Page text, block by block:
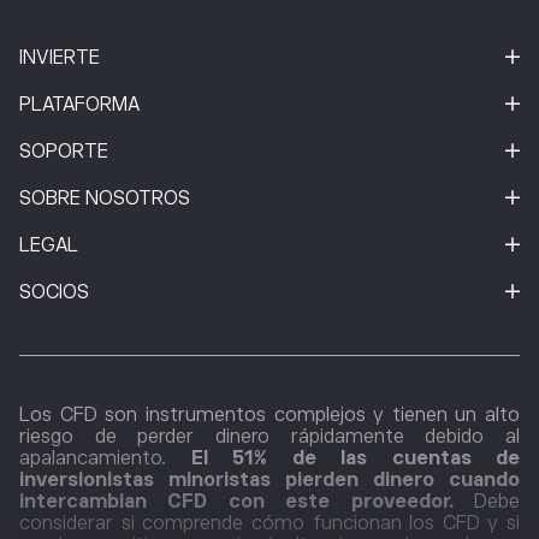
INVIERTE
PLATAFORMA
SOPORTE
SOBRE NOSOTROS
LEGAL
SOCIOS
Los CFD son instrumentos complejos y tienen un alto
riesgo de perder dinero rápidamente debido al
apalancamiento.
El 51% de las cuentas de
inversionistas minoristas pierden dinero cuando
intercambian CFD con este proveedor.
Debe
considerar si comprende cómo funcionan los CFD y si